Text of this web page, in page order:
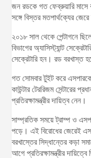
জন রডকে গত ফেব্রুয়ারি মাসে
সঙ্গে বিস্তর মতপার্থক্যের
২০১৮ সাল থেকে পেন্টাগনে
বিভাগের অ্যাসিস্ট্যান্ট
সেক্রেটারি হন। রড বরখাস্ত
গত সোমবার টুইট করে
কাউন্টার টেররিজম সেন্টারের
প্রতিরক্ষামন্ত্রীর দায়িত্ব নেন।
সাম্প্রতিক সময়ে ট্রাম্প ও
পড়ে। এই বিরোধের জেরেই
বরখাস্তের সিদ্ধান্তের কড়া
আগে প্রতিরক্ষামন্ত্রীর